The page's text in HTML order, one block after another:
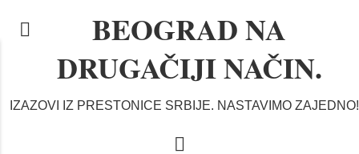
BEOGRAD NA
DRUGAČIJI NAČIN.
IZAZOVI IZ PRESTONICE SRBIJE. NASTAVIMO ZAJEDNO!